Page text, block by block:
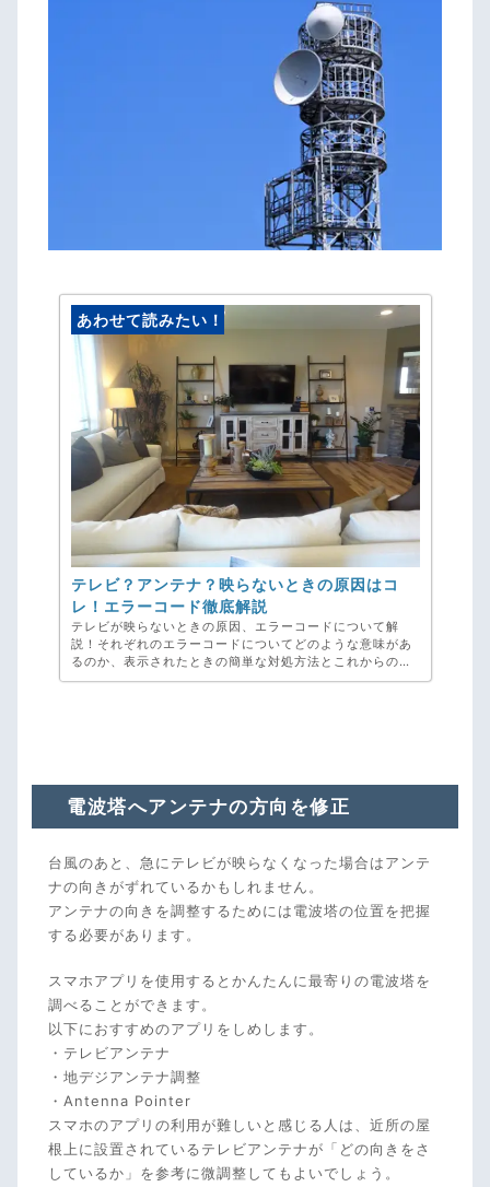
あわせて読みたい！
テレビ？アンテナ？映らないときの原因はコ
レ！エラーコード徹底解説
テレビが映らないときの原因、エラーコードについて解
説！それぞれのエラーコードについてどのような意味があ
るのか、表示されたときの簡単な対処方法とこれからの改
善点にもふれています。いくら確認しても改善されないと
電波塔へアンテナの方向を修正
台風のあと、急にテレビが映らなくなった場合はアンテ
ナの向きがずれているかもしれません。
アンテナの向きを調整するためには電波塔の位置を把握
する必要があります。
スマホアプリを使用するとかんたんに最寄りの電波塔を
調べることができます。
以下におすすめのアプリをしめします。
・テレビアンテナ
・地デジアンテナ調整
・Antenna Pointer
スマホのアプリの利用が難しいと感じる人は、近所の屋
根上に設置されているテレビアンテナが「どの向きをさ
しているか」を参考に微調整してもよいでしょう。